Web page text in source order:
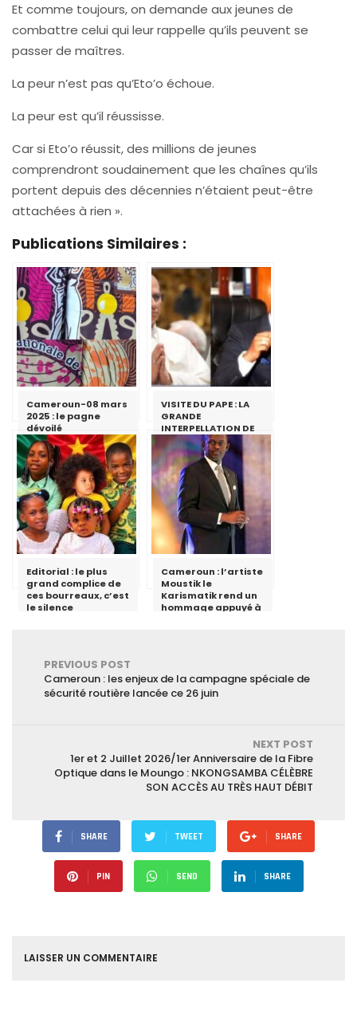
Et comme toujours, on demande aux jeunes de
combattre celui qui leur rappelle qu’ils peuvent se
passer de maîtres.
La peur n’est pas qu’Eto’o échoue.
La peur est qu’il réussisse.
Car si Eto’o réussit, des millions de jeunes
comprendront soudainement que les chaînes qu’ils
portent depuis des décennies n’étaient peut-être
attachées à rien ».
Publications Similaires :
Cameroun-08 mars
2025 : le pagne
dévoilé
VISITE DU PAPE : LA
GRANDE
INTERPELLATION DE
MICHEL ANGE
ANGOUING
Editorial : le plus
grand complice de
ces bourreaux, c’est
le silence
Cameroun : l’artiste
Moustik le
Karismatik rend un
hommage appuyé à
PREVIOUS POST
Cameroun : les enjeux de la campagne spéciale de
sécurité routière lancée ce 26 juin
NEXT POST
1er et 2 Juillet 2026/1er Anniversaire de la Fibre
Optique dans le Moungo : NKONGSAMBA CÉLÈBRE
SON ACCÈS AU TRÈS HAUT DÉBIT
SHARE TWEET SHARE
PIN SEND SHARE
LAISSER UN COMMENTAIRE